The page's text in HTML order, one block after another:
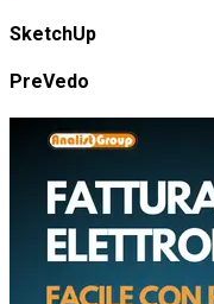
SketchUp
PreVedo